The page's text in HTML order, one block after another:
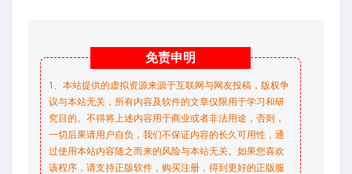
免责申明
1、本站提供的虚拟资源来源于互联网与网友投稿，版权争
议与本站无关，所有内容及软件的文章仅限用于学习和研
究目的。不得将上述内容用于商业或者非法用途，否则，
一切后果请用户自负，我们不保证内容的长久可用性，通
过使用本站内容随之而来的风险与本站无关。如果您喜欢
该程序，请支持正版软件，购买注册，得到更好的正版服